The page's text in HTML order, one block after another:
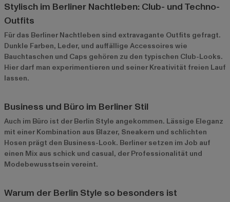
Stylisch im Berliner Nachtleben: Club- und Techno-
Outfits
Für das Berliner Nachtleben sind extravagante Outfits gefragt.
Dunkle Farben, Leder, und auffällige Accessoires wie
Bauchtaschen und Caps gehören zu den typischen Club-Looks.
Hier darf man experimentieren und seiner Kreativität freien Lauf
lassen.
Business und Büro im Berliner Stil
Auch im Büro ist der Berlin Style angekommen. Lässige Eleganz
mit einer Kombination aus Blazer, Sneakern und schlichten
Hosen prägt den Business-Look. Berliner setzen im Job auf
einen Mix aus schick und casual, der Professionalität und
Modebewusstsein vereint.
Warum der Berlin Style so besonders ist